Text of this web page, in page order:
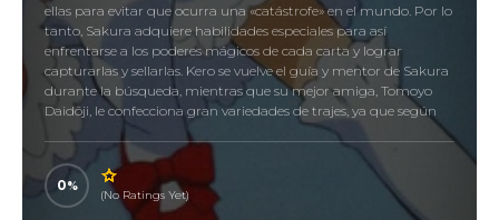
ellas para evitar que ocurra una «catástrofe» en el mundo. Por lo
tanto, Sakura adquiere habilidades especiales para así
enfrentarse a los poderes mágicos de cada carta y lograr
capturarlas y sellarlas. Kero se vuelve el guía y mentor de Sakura
durante la búsqueda, mientras que su mejor amiga, Tomoyo
Daidōji, le confecciona gran variedades de trajes, ya que según
ella «debe llevar una ropa especial para una ocasión especial».
Además, Tomoyo suele hacer grabaciones de las batallas de
Sakura.
カードキャプターさくら, Cardcaptors, Sakura, Cazadora de
0
(No Ratings Yet)